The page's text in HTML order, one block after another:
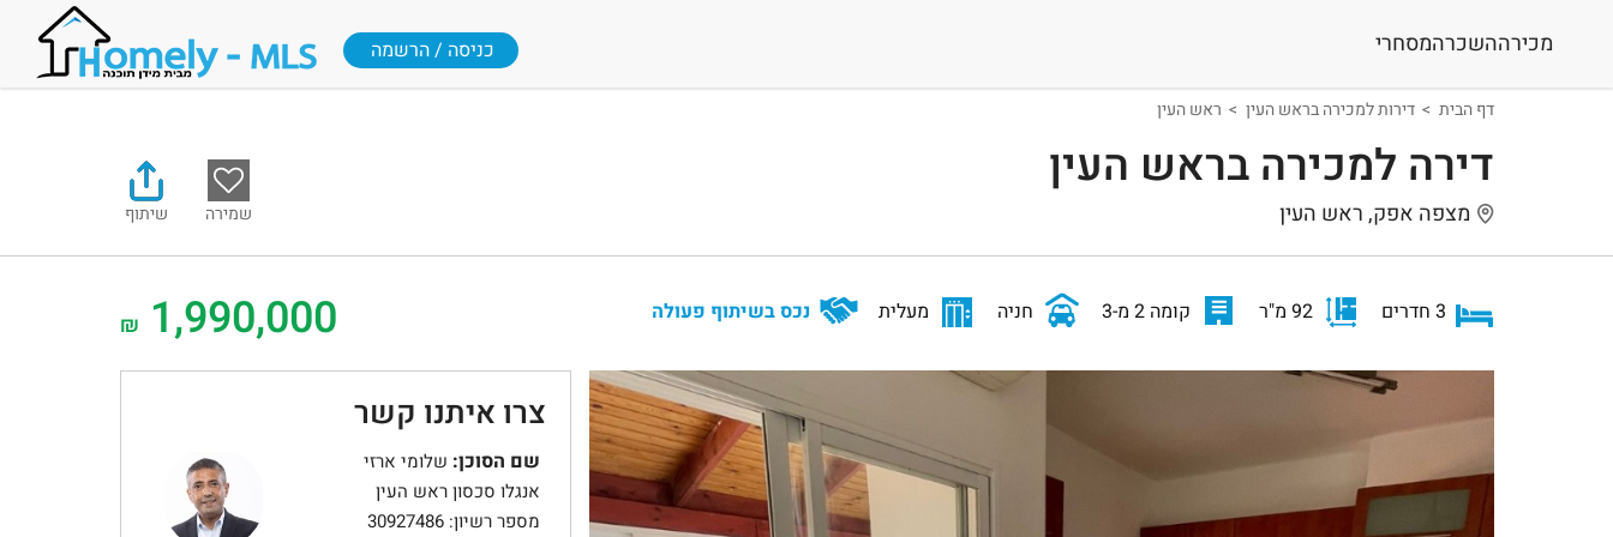
מכירההשכרהמסחרי כניסה / הרשמה
דף הבית דירות למכירה בראש העין ראש העין
דירה למכירה בראש העין
מצפה אפק, ראש העין שמירה שיתוף
1,990,000
₪ 3 חדרים 92 מ"ר קומה 2 מ-3 חניה מעלית נכס בשיתוף פעולה
צרו איתנו קשר
שם הסוכן: שלומי ארזי
אנגלו סכסון ראש העין
מספר רשיון: 30927486